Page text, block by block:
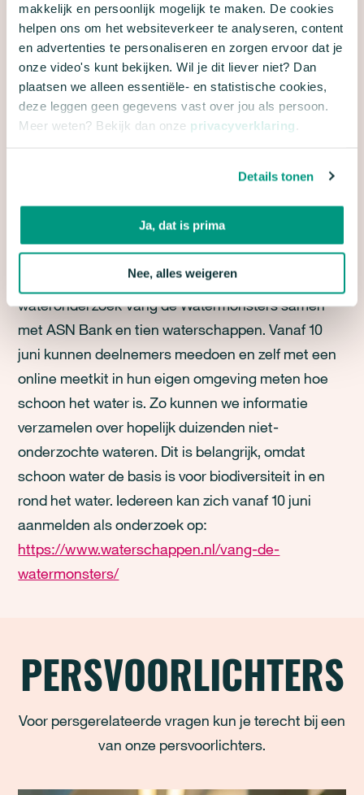
makkelijk en persoonlijk mogelijk te maken. De cookies
helpen ons om het websiteverkeer te analyseren, content
en advertenties te personaliseren en zorgen ervoor dat je
onze video's kunt bekijken. Wil je dit liever niet? Dan
plaatsen we alleen essentiële- en statistische cookies,
deze leggen geen gegevens vast over jou als persoon.
Meer weten? Bekijk dan onze privacyverklaring
Details tonen
Ja, dat is prima
Nee, alles weigeren
Lees onze brief
Nationaal wateronderzoek naar kwaliteit slootjes
en vennen weer van start
De waterkwaliteit van de Nederlandse
monitort de overheid vooral de waterkwaliteit van
grote wateren. Maar de kleine vennetjes, slootjes
en plasjes in de buurt, de haarvaten van het
watersysteem in Nederland, vallen hier meestal
niet onder. We organiseren daarom opnieuw ons
wateronderzoek Vang de Watermonsters samen
met ASN Bank en tien waterschappen. Vanaf 10
juni kunnen deelnemers meedoen en zelf met een
online meetkit in hun eigen omgeving meten hoe
schoon het water is. Zo kunnen we informatie
verzamelen over hopelijk duizenden niet-
onderzochte wateren. Dit is belangrijk, omdat
schoon water de basis is voor biodiversiteit in en
rond het water. Iedereen kan zich vanaf 10 juni
aanmelden als onderzoek op:
https://www.waterschappen.nl/vang-de-
watermonsters/
PERSVOORLICHTERS
Voor persgerelateerde vragen kun je terecht bij een
van onze persvoorlichters.